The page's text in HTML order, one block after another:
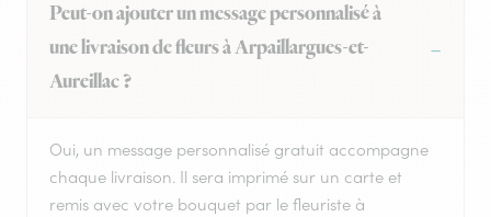
Peut-on ajouter un message personnalisé à
une livraison de fleurs à Arpaillargues-et-
Aureillac ?
Oui, un message personnalisé gratuit accompagne
chaque livraison. Il sera imprimé sur un carte et
remis avec votre bouquet par le fleuriste à